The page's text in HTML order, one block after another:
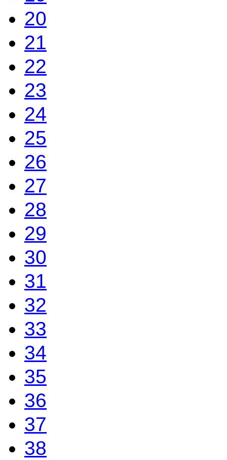
20
21
22
23
24
25
26
27
28
29
30
31
32
33
34
35
36
37
38